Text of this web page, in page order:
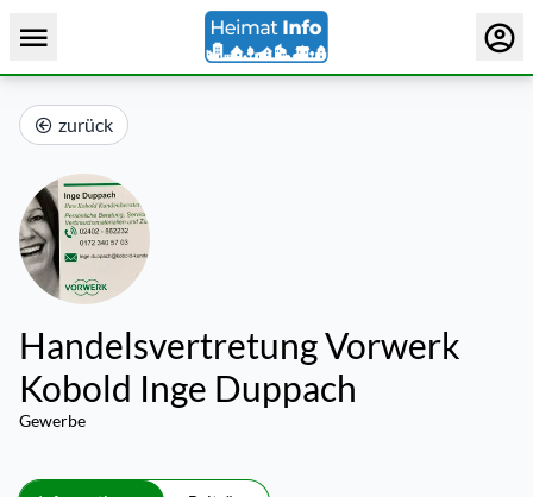
zurück
Handelsvertretung Vorwerk
Kobold Inge Duppach
Gewerbe